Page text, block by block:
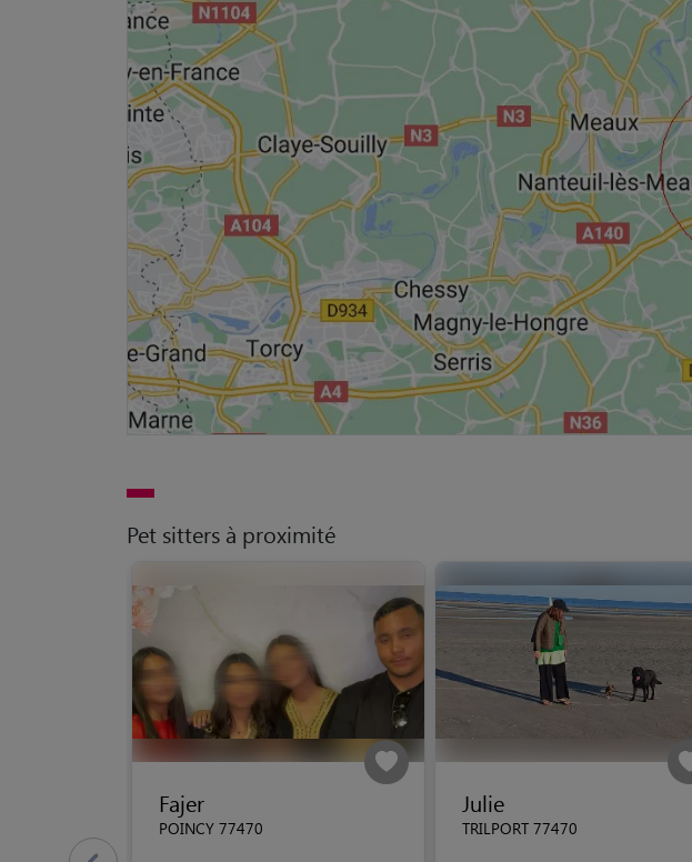
Pet sitters à proximité
Fajer
POINCY 77470
Julie
TRILPORT 77470